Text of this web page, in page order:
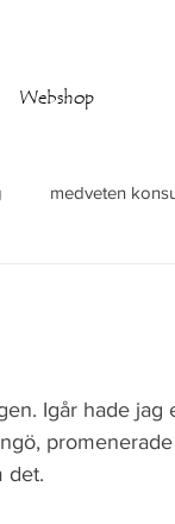
Webshop
medveten
Igår hade jag
det.